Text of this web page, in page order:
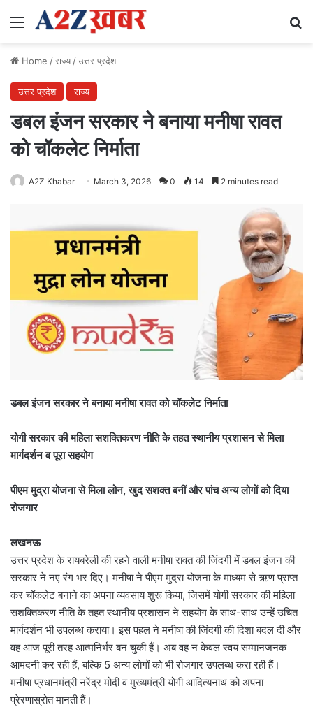
Menu
Home /राज्य/उत्तर प्रदेश
उत्तर प्रदेश राज्य
डबल इंजन सरकार ने बनाया मनीषा रावत
को चॉकलेट निर्माता
A2Z Khabar March 3, 2026 0 14 2 minutes read
डबल इंजन सरकार ने बनाया मनीषा रावत को चॉकलेट निर्माता
योगी सरकार की महिला सशक्तिकरण नीति के तहत स्थानीय प्रशासन से मिला
मार्गदर्शन व पूरा सहयोग
पीएम मुद्रा योजना से मिला लोन, खुद सशक्त बनीं और पांच अन्य लोगों को दिया
रोजगार
लखनऊ
उत्तर प्रदेश के रायबरेली की रहने वाली मनीषा रावत की जिंदगी में डबल इंजन की
सरकार ने नए रंग भर दिए। मनीषा ने पीएम मुद्रा योजना के माध्यम से ऋण प्राप्त
कर चॉकलेट बनाने का अपना व्यवसाय शुरू किया, जिसमें योगी सरकार की महिला
सशक्तिकरण नीति के तहत स्थानीय प्रशासन ने सहयोग के साथ-साथ उन्हें उचित
मार्गदर्शन भी उपलब्ध कराया। इस पहल ने मनीषा की जिंदगी की दिशा बदल दी और
वह आज पूरी तरह आत्मनिर्भर बन चुकी हैं। अब वह न केवल स्वयं सम्मानजनक
आमदनी कर रही हैं, बल्कि 5 अन्य लोगों को भी रोजगार उपलब्ध करा रही हैं।
मनीषा प्रधानमंत्री नरेंद्र मोदी व मुख्यमंत्री योगी आदित्यनाथ को अपना
प्रेरणास्रोत मानती हैं।